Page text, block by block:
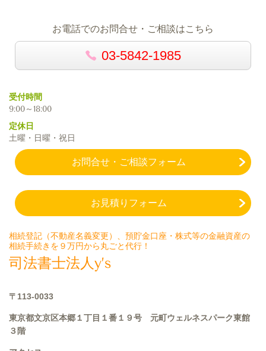
お電話でのお問合せ・ご相談はこちら
03-5842-1985
受付時間
9:00～18:00
定休日
土曜・日曜・祝日
お問合せ・ご相談フォーム
お見積りフォーム
相続登記（不動産名義変更）、預貯金口座・株式等の金融資産の
相続手続きを９万円から丸ごと代行！
司法書士法人y’s
〒113-0033
東京都文京区本郷１丁目１番１９号 元町ウェルネスパーク東館
３階